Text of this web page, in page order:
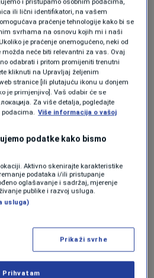
omogućio Vijeću
kako bi zaustavio
time i lančano
mehanizam
i građane nije naišao
pa je tako Sanja
ovaj
ustavne
vlade od Vijeća
pravljenja Skupštine
doma PSBiH za nas je
ili lični identifikatori, na vašem
praćenje tehnologije kako bi se
svrhama na osnovu kojih mi i naši
je praćenje onemogućeno, neki od
neće biti relevantni za vas. Ovaj
odabrati i pritom promijeniti trenutni
kliknuti na Upravljaj željenim
stranice [ili plutajuću ikonu u donjem
je primjenjivo]. Vaš odabir će se
Za više detalja, pogledajte
Više informacija o vašoj
podatke kako bismo
Aktivno skenirajte karakteristike
podataka i/ili pristupanje
oglašavanje i sadržaj, mjerenje
publike i razvoj usluga.
usluga)
Prikaži svrhe
Prihvatam